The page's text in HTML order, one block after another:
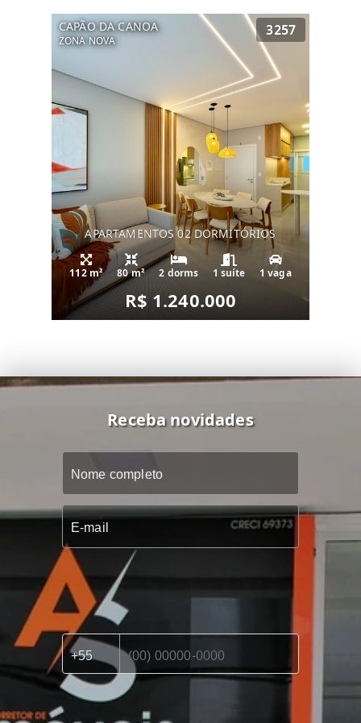
CAPÃO DA CANOA
ZONA NOVA
3257
APARTAMENTOS 02 DORMITÓRIOS
112 m² 80 m² 2 dorms 1 suíte 1 vaga
R$ 1.240.000
Receba novidades